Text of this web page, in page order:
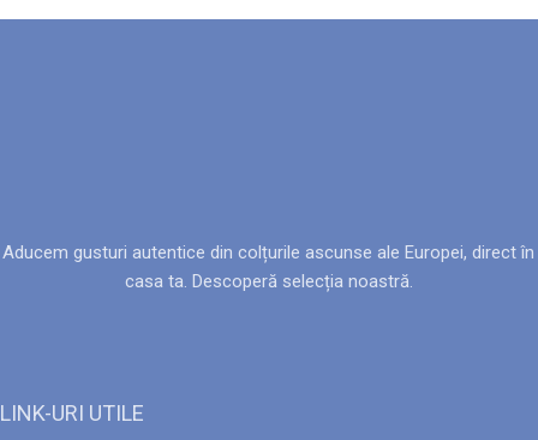
Aducem gusturi autentice din colțurile ascunse ale Europei, direct în
casa ta. Descoperă selecția noastră.
LINK-URI UTILE